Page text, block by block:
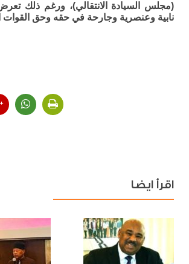
(مجلس السيادة الانتقالي)، ورغم ذلك
نابية وعنصرية وجارحة في حقه وحق القوات
اقرأ ايضا